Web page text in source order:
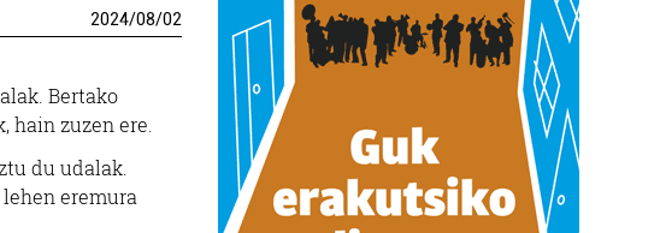
2024/08/02
Bertako
hain zuzen ere.
du udalak.
eremura